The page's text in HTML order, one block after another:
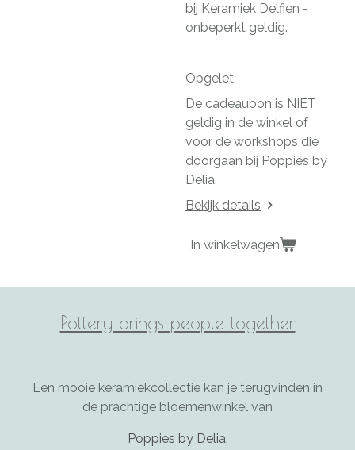
bij Keramiek Delfien -
onbeperkt geldig.
Opgelet:
De cadeaubon is NIET
geldig in de winkel of
voor de workshops die
doorgaan bij Poppies by
Delia.
Bekijk details
In winkelwagen
Pottery brings people together
Een mooie keramiekcollectie kan je terugvinden in
de prachtige bloemenwinkel van
Poppies by Delia.